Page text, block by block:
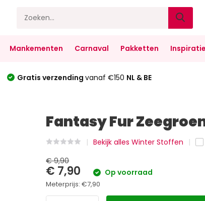
Mankementen Carnaval Pakketten Inspiratie
Gratis verzending vanaf €150 NL & BE
Fantasy Fur
Bekijk alles Winter Stoffen
€ 9,90
€ 7,90 Op voorraad
Meterprijs:€7,90